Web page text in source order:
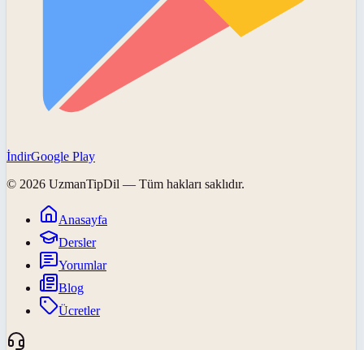
İndirGoogle Play
© 2026 UzmanTipDil — Tüm hakları saklıdır.
Anasayfa
Dersler
Yorumlar
Blog
Ücretler